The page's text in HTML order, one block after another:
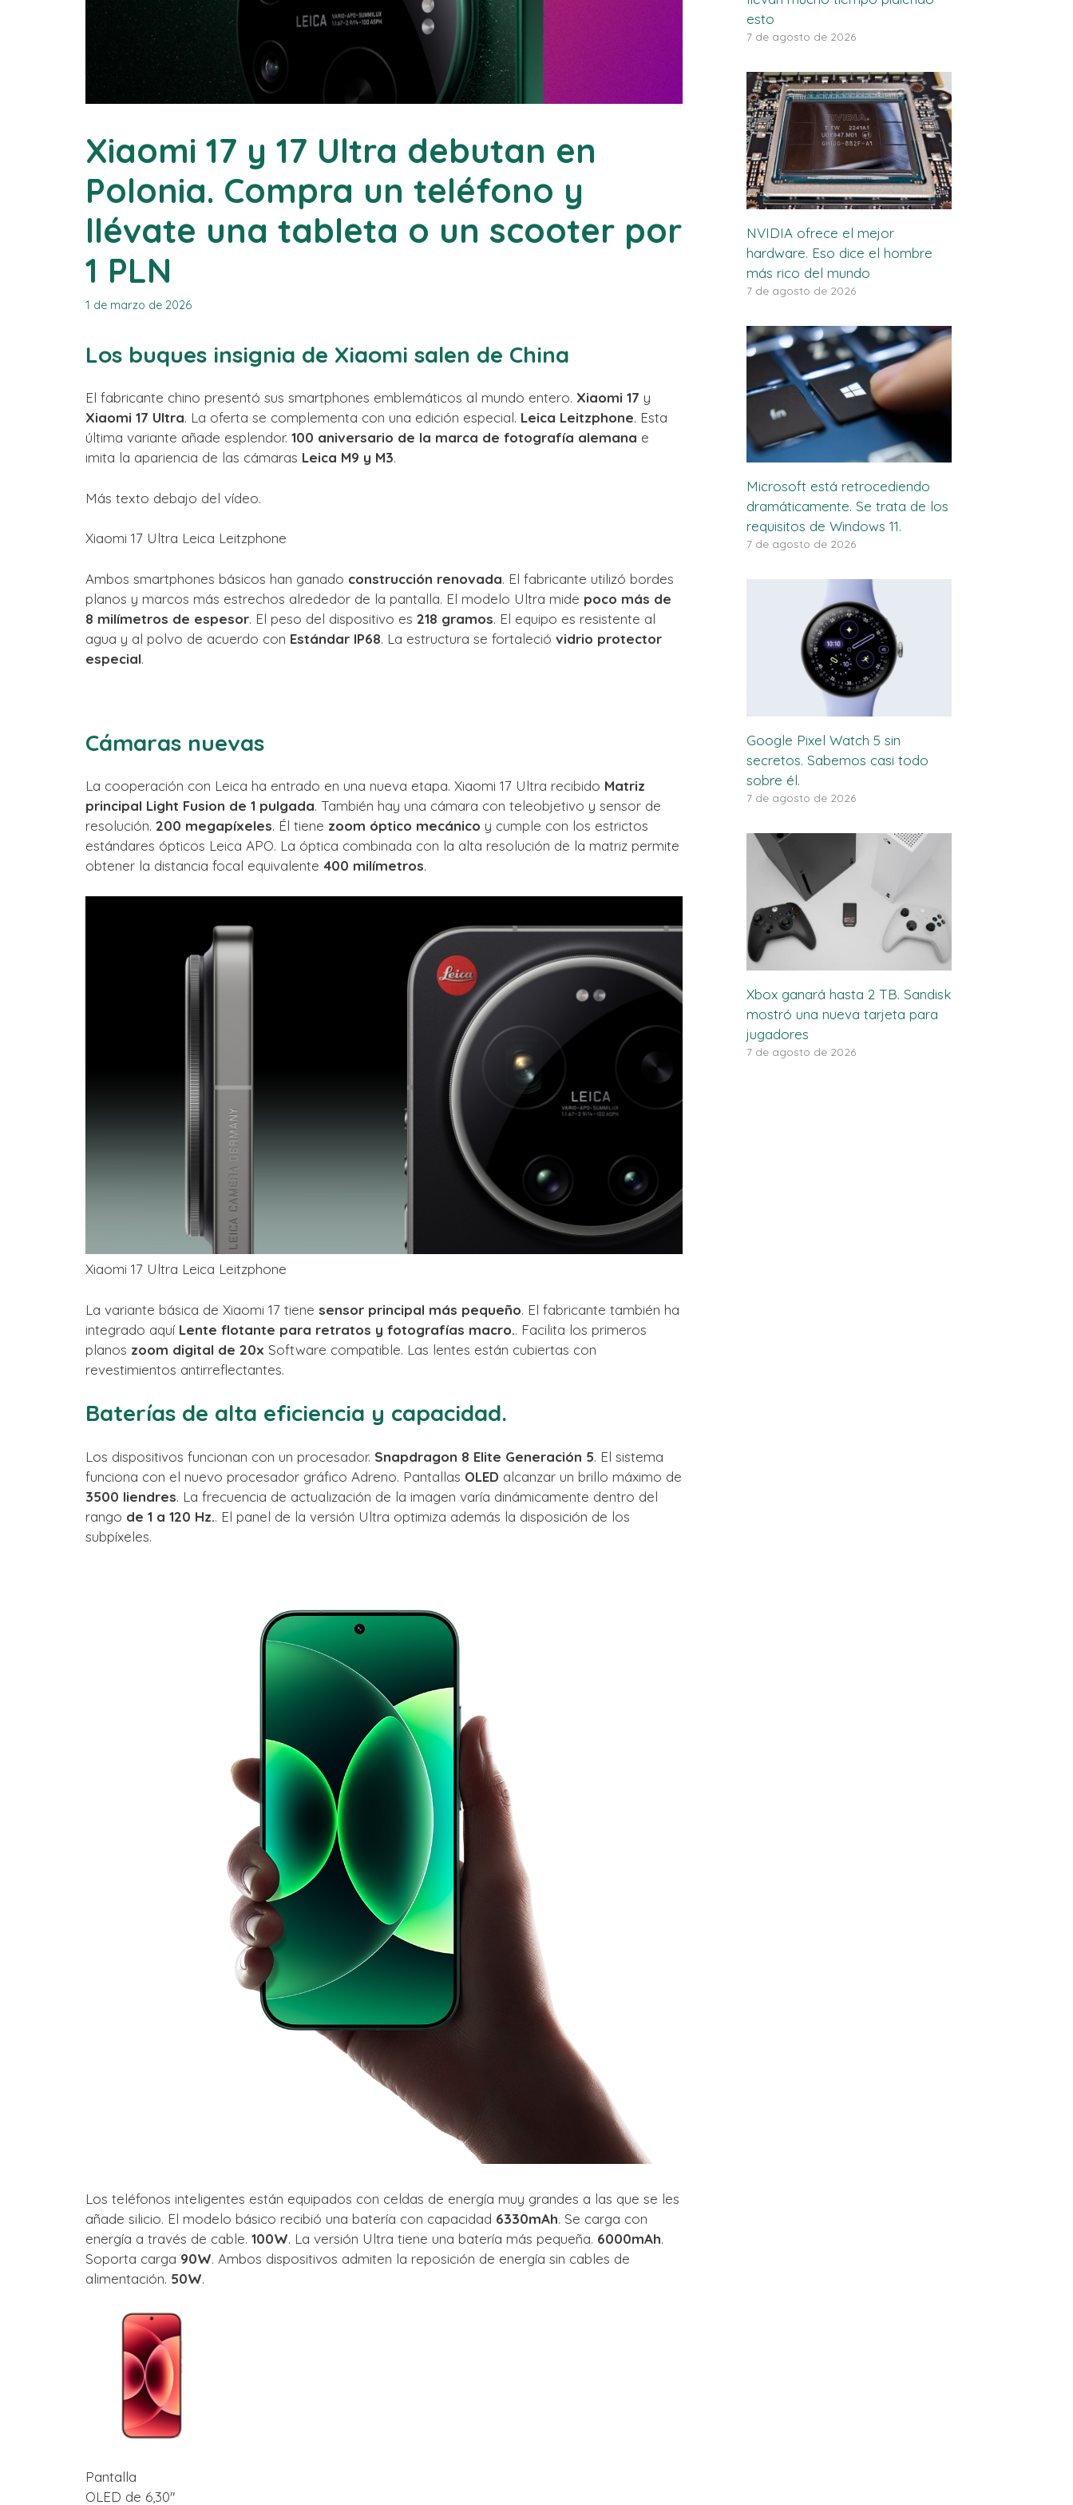
Xiaomi 17 y 17 Ultra debutan en
Polonia. Compra un teléfono y
llévate una tableta o un scooter por
1 PLN
1 de marzo de 2026
Los buques insignia de Xiaomi salen de China
El fabricante chino presentó sus smartphones emblemáticos al mundo entero. Xiaomi 17 y
Xiaomi 17 Ultra. La oferta se complementa con una edición especial. Leica Leitzphone. Esta
última variante añade esplendor. 100 aniversario de la marca de fotografía alemana e
imita la apariencia de las cámaras Leica M9 y M3.
Más texto debajo del vídeo.
Xiaomi 17 Ultra Leica Leitzphone
Ambos smartphones básicos han ganado construcción renovada. El fabricante utilizó bordes
planos y marcos más estrechos alrededor de la pantalla. El modelo Ultra mide poco más de
8 milímetros de espesor. El peso del dispositivo es 218 gramos. El equipo es resistente al
agua y al polvo de acuerdo con Estándar IP68. La estructura se fortaleció vidrio protector
especial.
Cámaras nuevas
La cooperación con Leica ha entrado en una nueva etapa. Xiaomi 17 Ultra recibido Matriz
principal Light Fusion de 1 pulgada. También hay una cámara con teleobjetivo y sensor de
resolución. 200 megapíxeles. Él tiene zoom óptico mecánico y cumple con los estrictos
estándares ópticos Leica APO. La óptica combinada con la alta resolución de la matriz permite
obtener la distancia focal equivalente 400 milímetros.
Xiaomi 17 Ultra Leica Leitzphone
La variante básica de Xiaomi 17 tiene sensor principal más pequeño. El fabricante también ha
integrado aquí Lente flotante para retratos y fotografías macro.. Facilita los primeros
planos zoom digital de 20x Software compatible. Las lentes están cubiertas con
revestimientos antirreflectantes.
Baterías de alta eficiencia y capacidad.
Los dispositivos funcionan con un procesador. Snapdragon 8 Elite Generación 5. El sistema
funciona con el nuevo procesador gráfico Adreno. Pantallas OLED alcanzar un brillo máximo de
3500 liendres. La frecuencia de actualización de la imagen varía dinámicamente dentro del
rango de 1 a 120 Hz.. El panel de la versión Ultra optimiza además la disposición de los
subpíxeles.
Los teléfonos inteligentes están equipados con celdas de energía muy grandes a las que se les
añade silicio. El modelo básico recibió una batería con capacidad 6330mAh. Se carga con
energía a través de cable. 100W. La versión Ultra tiene una batería más pequeña. 6000mAh.
Soporta carga 90W. Ambos dispositivos admiten la reposición de energía sin cables de
alimentación. 50W.
Pantalla
OLED de 6,30″
esto
7 de agosto de 2026
NVIDIA ofrece el mejor
hardware. Eso dice el hombre
más rico del mundo
7 de agosto de 2026
Microsoft está retrocediendo
dramáticamente. Se trata de los
requisitos de Windows 11.
7 de agosto de 2026
Google Pixel Watch 5 sin
secretos. Sabemos casi todo
sobre él.
7 de agosto de 2026
Xbox ganará hasta 2 TB. Sandisk
mostró una nueva tarjeta para
jugadores
7 de agosto de 2026